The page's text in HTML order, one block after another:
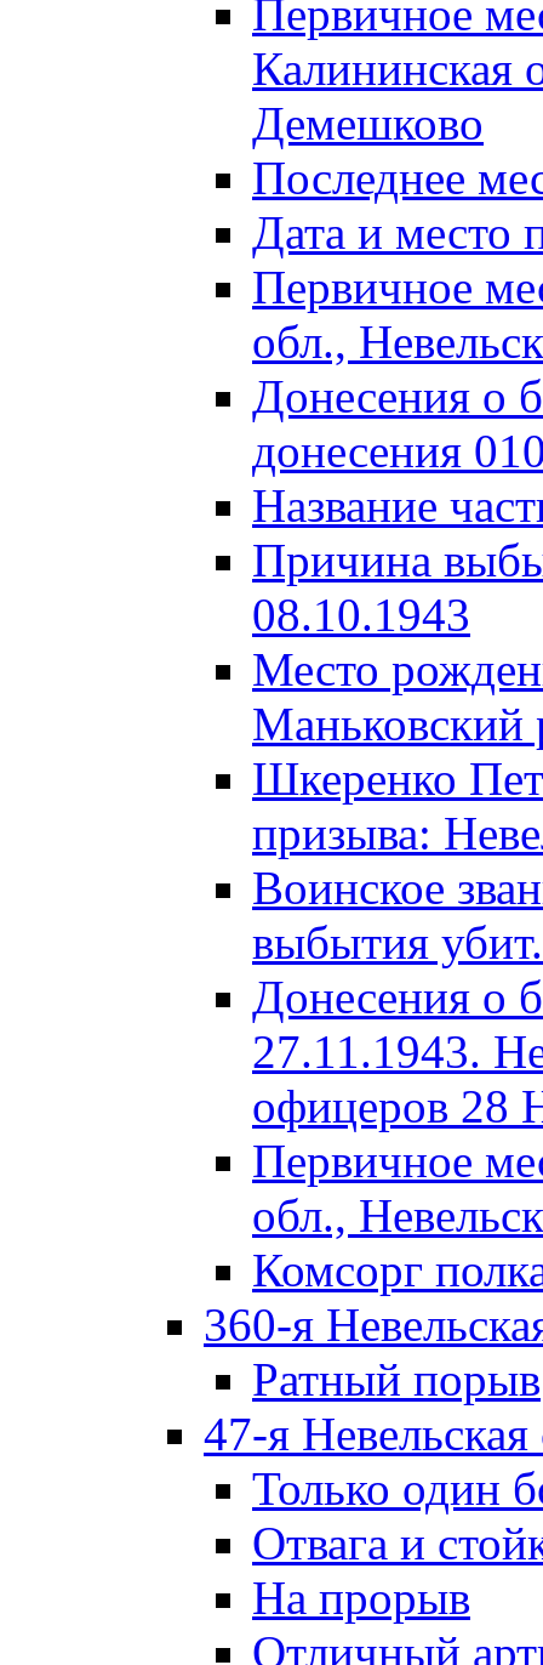
Первичное
Калининская
Демешково
Последнее
Дата и место
Первичное
обл.,
Донесения о
донесения
Название
Причина
08.10.1943
Место
Маньковский
Шкеренко
призыва:
Воинское
выбытия убит.
Донесения о
27.11.1943.
офицеров 28
Первичное
обл.,
Комсорг
360-я
Ратный порыв
47-я Невельская
Только один
Отвага и
На прорыв
Отличный